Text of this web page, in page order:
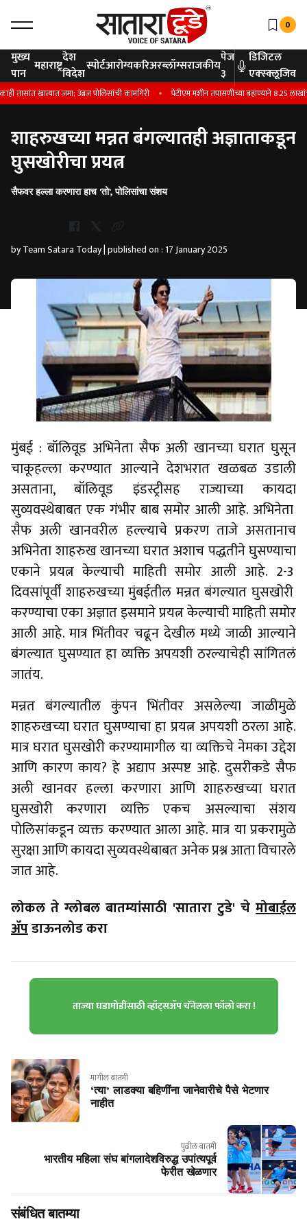
0
मुख्य
पान महाराष्ट्रदेश
विदेशस्पोर्टआरोग्यकरिअरब्लॉग्सराजकीयपेज
३
डिजिटल
एक्स्क्लूजिव
खात्यात जमा; उंब्रज पोलिसांची कामगिरी पेटीएम मशीन तपासणीच्या बहाण्याने 8.25
शाहरुखच्या मन्नत बंगल्यातही अज्ञाताकडून
घुसखोरीचा प्रयत्न
सैफवर हल्ला करणारा हाच 'तो', पोलिसांचा संशय
by Team Satara Today | published on : 17 January 2025
मुंबई : बॉलिवूड अभिनेता सैफ अली खानच्या घरात घुसून
चाकूहल्ला करण्यात आल्याने देशभरात खळबळ उडाली
असताना, बॉलिवूड इंडस्ट्रीसह राज्याच्या कायदा
सुव्यवस्थेबाबत एक गंभीर बाब समोर आली आहे. अभिनेता
सैफ अली खानवरील हल्ल्याचे प्रकरण ताजे असतानाच
अभिनेता शाहरुख खानच्या घरात अशाच पद्धतीने घुसण्याचा
एकाने प्रयत्न केल्याची माहिती समोर आली आहे. 2-3
दिवसांपूर्वी शाहरुखच्या मुंबईतील मन्नत बंगल्यात घुसखोरी
करण्याचा एका अज्ञात इसमाने प्रयत्न केल्याची माहिती समोर
आली आहे. मात्र भिंतीवर चढून देखील मध्ये जाळी आल्याने
बंगल्यात घुसण्यात हा व्यक्ति अपयशी ठरल्याचेही सांगितलं
जातंय.
मन्नत बंगल्यातील कुंपन भिंतीवर असलेल्या जाळीमुळे
शाहरुखच्या घरात घुसण्याचा हा प्रयत्न अपयशी ठरला आहे.
मात्र घरात घुसखोरी करण्यामागील या व्यक्तिचे नेमका उद्देश
आणि कारण काय? हे अद्याप अस्पष्ट आहे. दुसरीकडे सैफ
अली खानवर हल्ला करणारा आणि शाहरुखच्या घरात
घुसखोरी करणारा व्यक्ति एकच असल्याचा संशय
पोलिसांकडून व्यक्त करण्यात आला आहे. मात्र या प्रकरामुळे
सुरक्षा आणि कायदा सुव्यवस्थेबाबत अनेक प्रश्न आता विचारले
जात आहे.
लोकल ते ग्लोबल बातम्यांसाठी 'सातारा टुडे' चे मोबाईल
ॲपडाऊनलोड करा
ताज्या घडामोडींसाठी व्हॉट्सॲप चॅनेलला फॉलो करा !
मागील बातमी
‘त्या’ लाडक्या बहिणींना जानेवारीचे पैसे भेटणार
नाहीत
पुढील बातमी
भारतीय महिला संघ बांगलादेशविरुद्ध उपांत्यपूर्व
फेरीत खेळणार
संबंधित बातम्या